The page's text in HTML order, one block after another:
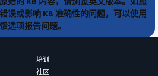
误或影响 KB 准确性的问题，可以使用
选项报告问题。
培训
社区